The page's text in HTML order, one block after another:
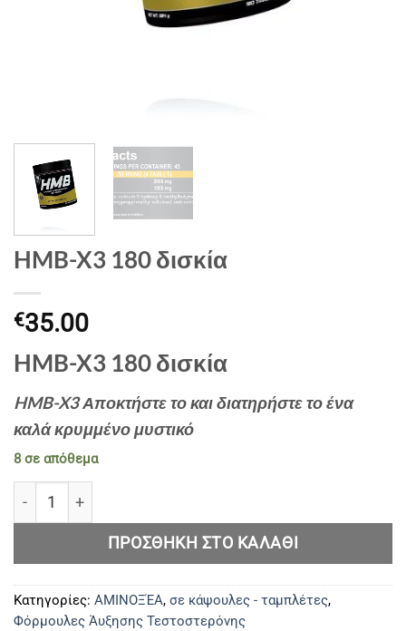
HMB-X3 180 δισκία
€35.00
HMB-X3 180 δισκία
HMB-X3 Αποκτήστε το και διατηρήστε το ένα
καλά κρυμμένο μυστικό
8 σε απόθεμα
HMB-X3 180 δισκία ποσότητα
ΠΡΟΣΘΉΚΗ ΣΤΟ ΚΑΛΆΘΙ
Κατηγορίες: ΑΜΙΝΟΞΈΑ, σε κάψουλες - ταμπλέτες,
Φόρμουλες Άυξησης Τεστοστερόνης